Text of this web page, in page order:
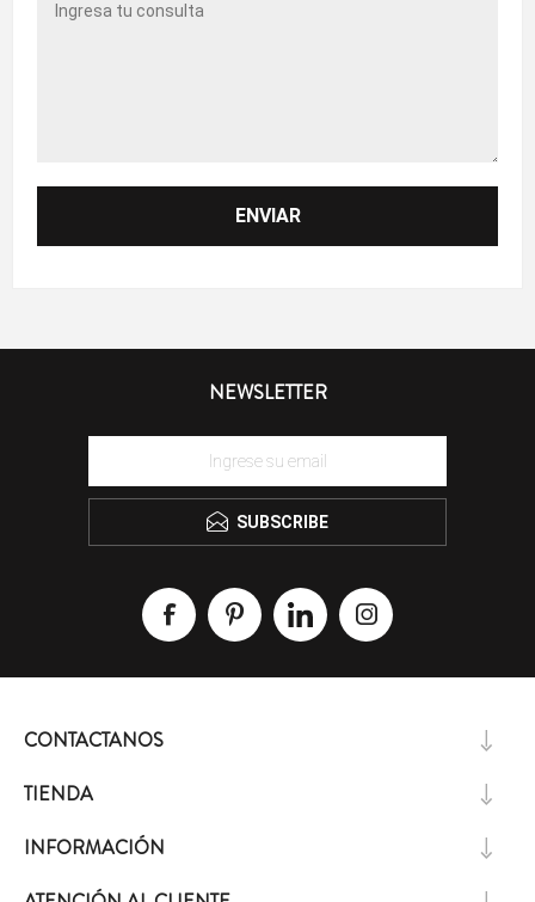
NEWSLETTER
SUBSCRIBE
CONTACTANOS
TIENDA
INFORMACIÓN